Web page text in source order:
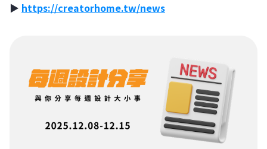
▶︎ https://creatorhome.tw/news